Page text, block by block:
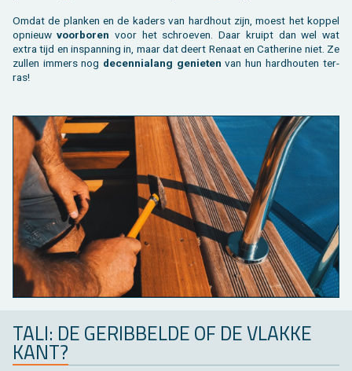
Omdat de plan­ken en de ka­ders van hard­hout zijn, moest het kop­pel
op­nieuw voor­bo­ren voor het schroe­ven. Daar kruipt dan wel wat
extra tijd en in­span­ning in, maar dat deert Re­naat en Ca­ther­i­ne niet. Ze
zul­len im­mers nog de­cen­nia­lang ge­nie­ten van hun hard­hou­ten ter­
ras!
TALI: DE GE­RIB­BEL­DE OF DE VLAK­KE
KANT?